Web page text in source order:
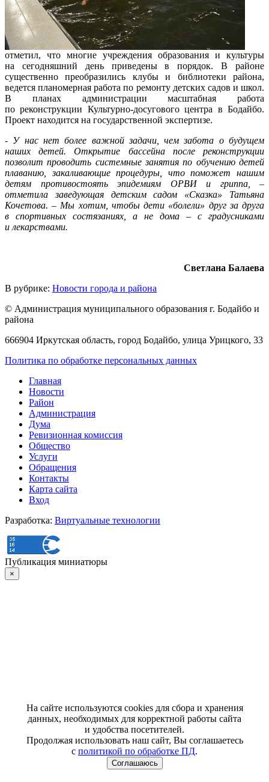
отметил, что многие учреждения образования и культуры
на сегодняшний день приведены в порядок. В районе
существенно преобразились клубы и библиотеки района,
ведется планомерная работа по ремонту детских садов и школ.
В планах администрации масштабная работа
по реконструкции Культурно-досугового центра в Бодайбо.
Проект находится на государственной экспертизе.
- У нас нет более важной задачи, чем забота о будущем
наших детей. Открытие бассейна после реконструкции
позволит проводить системные занятия по обучению детей
плаванию, закаливающие процедуры, что поможет нашим
детям противостоять эпидемиям ОРВИ и гриппа, –
отметила заведующая детским садом «Сказка» Татьяна
Кочетова. – Мы хотим, чтобы дети «болели» друг за друга
в спортивных состязаниях, а не дома – с градусниками
и лекарствами.
Светлана Балаева
В рубрике: Новости города и района
© Администрация муниципального образования г. Бодайбо и
района
666904 Иркутская область, город Бодайбо, улица Урицкого, 33
Политика по обработке персональных данных
Главная
Новости
Район
Администрация
Дума
Ревизионная комиссия
Общество
Услуги
Обращения
Контакты
Карта сайта
Вход
Разработка: Виртуальные технологии
Публикация миниатюры
×
На сайте используются cookies для сбора и хранения
данных, необходимых для корректной работы сайта
и удобства посетителей.
Продолжая использовать наш сайт, Вы соглашаетесь
с политикой по обработке ПД.
Соглашаюсь